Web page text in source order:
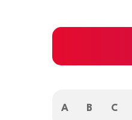
A B C